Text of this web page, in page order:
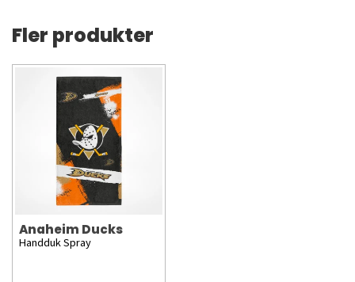
Fler produkter
Anaheim Ducks
Handduk Spray